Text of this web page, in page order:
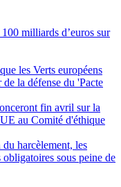
milliards d’euros sur
les Verts européens
la défense du 'Pacte
fin avril sur la
au Comité d'éthique
harcèlement, les
sous peine de